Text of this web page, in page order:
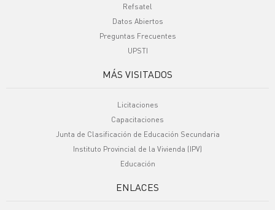
Refsatel
Datos Abiertos
Preguntas Frecuentes
UPSTI
MÁS VISITADOS
Licitaciones
Capacitaciones
Junta de Clasificación de Educación Secundaria
Instituto Provincial de la Vivienda (IPV)
Educación
ENLACES